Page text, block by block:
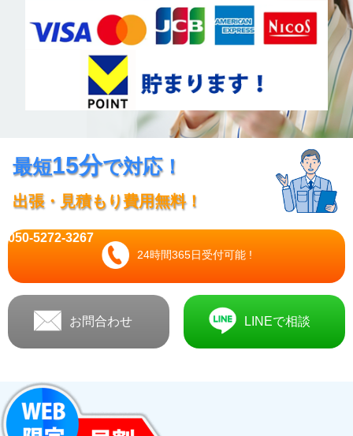
最短15分で対応！
出張・見積もり費用無料！
24時間365日受付可能 !
050-5272-3267
お問合わせ LINEで相談